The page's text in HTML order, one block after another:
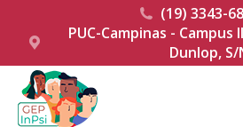
(19) 3343-
PUC-Campinas - Campus
Dunlop, S/